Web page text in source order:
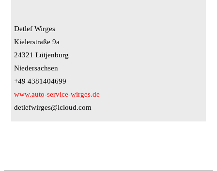
Detlef Wirges
Kielerstraße 9a
24321 Lütjenburg
Niedersachsen
+49 4381404699
www.auto-service-wirges.de
detlefwirges@icloud.com